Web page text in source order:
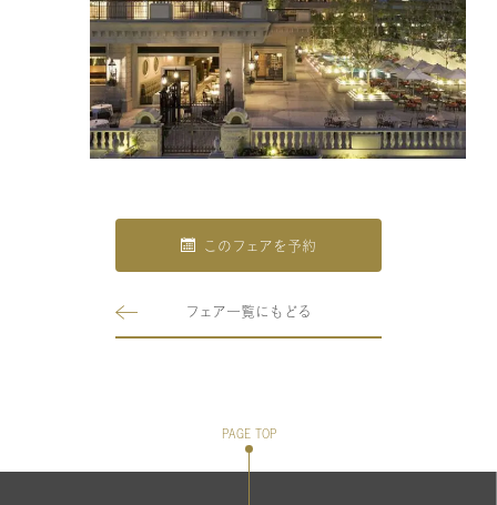
このフェアを予約
フェア一覧にもどる
PAGE TOP